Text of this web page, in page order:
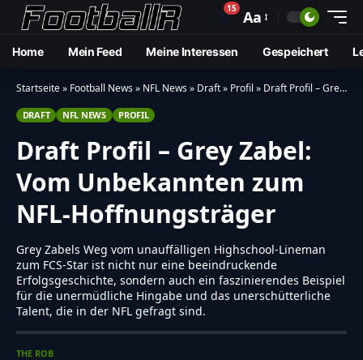
🔔15 Aa
Home Mein Feed Meine Interessen Gespeichert
Startseite» Football News» NFL News» Draft» Profil » Draft Profil – Grey Zabel: Vom Unbekannten zum NFL-Hoffnungsträger
DRAFT NFL NEWS PROFIL
Draft Profil – Grey Zabel:
Vom Unbekannten zum
NFL-Hoffnungsträger
Grey Zabels Weg vom unauffälligen Highschool-Lineman
zum FCS-Star ist nicht nur eine beeindruckende
Erfolgsgeschichte, sondern auch ein faszinierendes Beispiel
für die unermüdliche Hingabe und das unerschütterliche
Talent, die in der NFL gefragt sind.
THE ROB